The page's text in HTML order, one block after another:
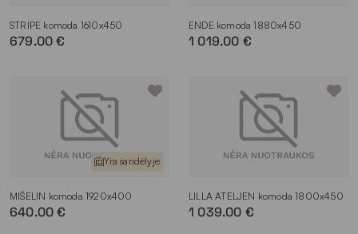
Tai vieni iš pagrindinių kriterijų, į kuriuos rekomenduojama
asortimente galite rasti tai, ko reikia būtent jums.
Komodų privalumai
Vis dar svarstote, ar verta įsigyti komodą? Susipažinus su šių
baldų privalumais, jūsų apsisprendimas gali tapti lengvesnis:
dizainas yra kruopščiai apgalvotas ir išbaigtas iki
menkiausių detalių. Todėl jie atrodo tiesiog
STRIPE komoda 1610x450
679.00 €
ENDE komoda 1880x450
1 019.00 €
Yra sandėlyje
MIŠELIN komoda 1920x400
640.00 €
LILLA ATELJEN komoda 1800x450
1 039.00 €